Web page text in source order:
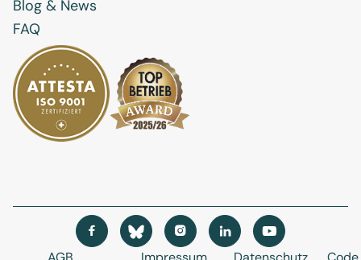
Blog & News
FAQ
   